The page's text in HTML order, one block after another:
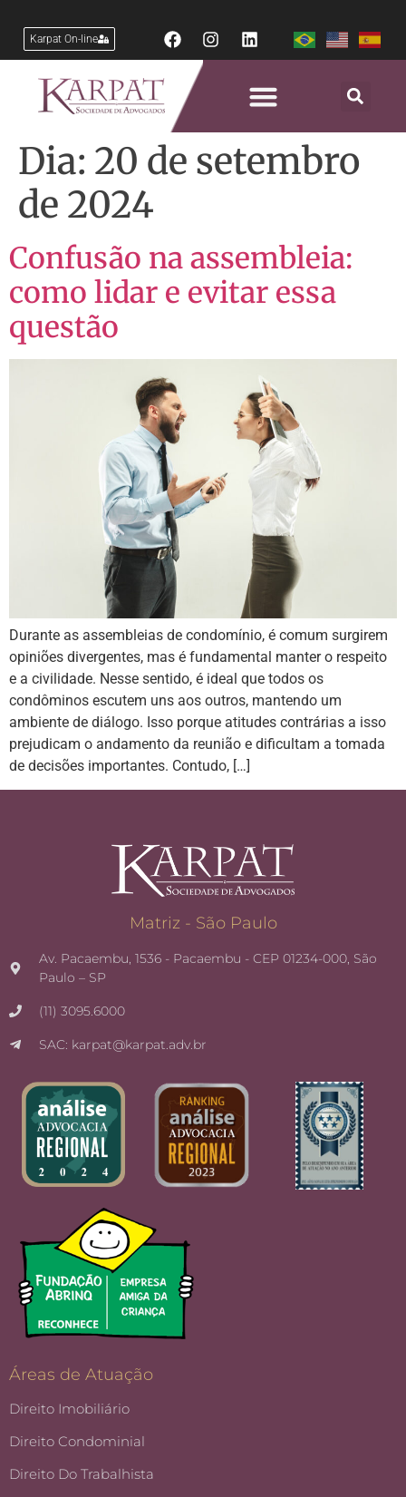
Karpat On-line
Dia: 20 de setembro
de 2024
Confusão na assembleia:
como lidar e evitar essa
questão
Durante as assembleias de condomínio, é comum surgirem
opiniões divergentes, mas é fundamental manter o respeito
e a civilidade. Nesse sentido, é ideal que todos os
condôminos escutem uns aos outros, mantendo um
ambiente de diálogo. Isso porque atitudes contrárias a isso
prejudicam o andamento da reunião e dificultam a tomada
de decisões importantes. Contudo, […]
Matriz - São Paulo
Av. Pacaembu, 1536 - Pacaembu - CEP 01234-000, São
Paulo – SP
(11) 3095.6000
SAC: karpat@karpat.adv.br
Áreas de Atuação
Direito Imobiliário
Direito Condominial
Direito Do Trabalhista